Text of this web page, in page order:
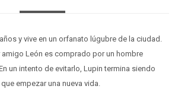
y vive en un orfanato lúgubre de la ciudad.
León es comprado por un hombre
un intento de evitarlo, Lupin termina siendo
empezar una nueva vida.